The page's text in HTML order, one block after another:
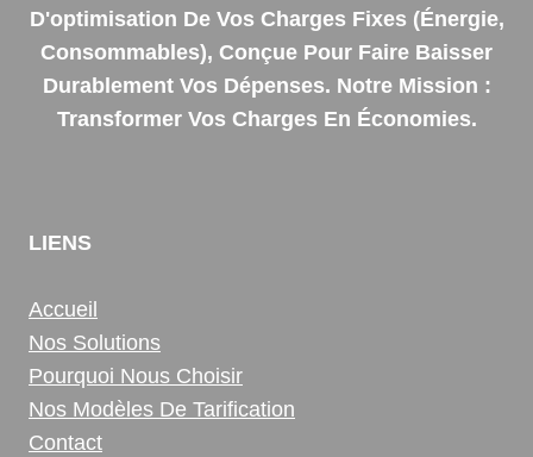
D'optimisation De Vos Charges Fixes (énergie,
Consommables), Conçue Pour Faire Baisser
Durablement Vos Dépenses. Notre Mission :
Transformer Vos Charges En Économies.
LIENS
Accueil
Nos Solutions
Pourquoi Nous Choisir
Nos Modèles De Tarification
Contact